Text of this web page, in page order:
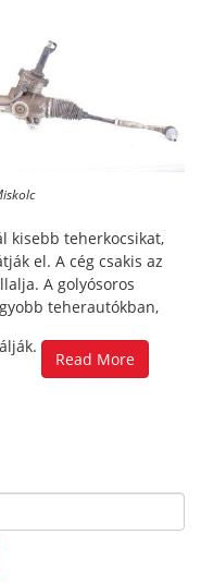
kisebb teherkocsikat,
el. A cég csakis az
A golyósoros
teherautókban,
Read More